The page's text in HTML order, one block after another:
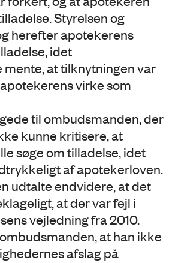
Styrelsen og
herefter apotekerens
idet
at tilknytningen var
virke som
til ombudsmanden, der
kunne kritisere, at
søge om tilladelse, idet
af apotekerloven.
udtalte endvidere, at det
at der var fejl i
vejledning fra 2010.
at han ikke
afslag på